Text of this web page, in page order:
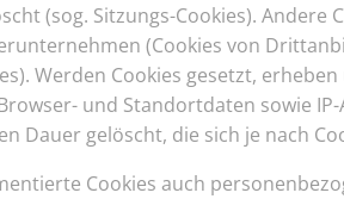
(sog. Sitzungs-Cookies).
(Cookies von
Werden Cookies gesetzt,
und Standortdaten sowie
Dauer gelöscht, die sich je nach
Cookies auch